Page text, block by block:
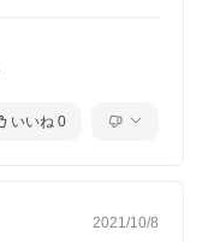
いいね 0
2021/10/8